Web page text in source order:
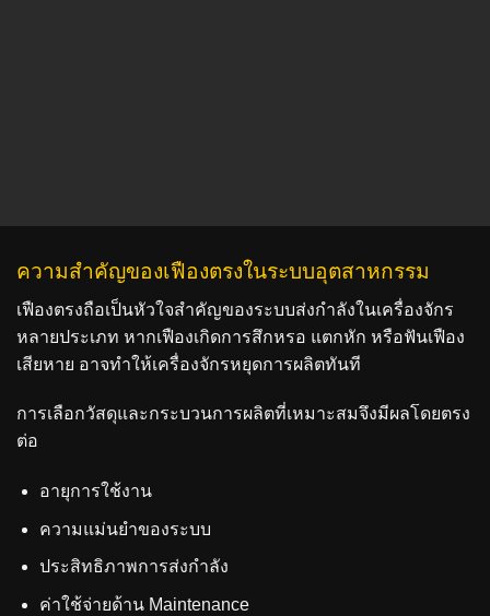
ความสำคัญของเฟืองตรงในระบบอุตสาหกรรม
เฟืองตรงถือเป็นหัวใจสำคัญของระบบส่งกำลังในเครื่องจักร
หลายประเภท หากเฟืองเกิดการสึกหรอ แตกหัก หรือฟันเฟือง
เสียหาย อาจทำให้เครื่องจักรหยุดการผลิตทันที
การเลือกวัสดุและกระบวนการผลิตที่เหมาะสมจึงมีผลโดยตรง
ต่อ
อายุการใช้งาน
ความแม่นยำของระบบ
ประสิทธิภาพการส่งกำลัง
ค่าใช้จ่ายด้าน Maintenance